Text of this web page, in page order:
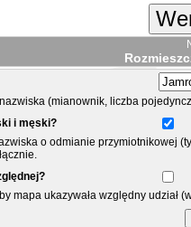
(mianownik, liczba
i męski?
o odmianie przymiotnikowej
mapa ukazywała względny